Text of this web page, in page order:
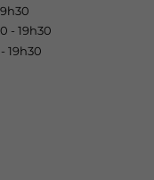
- 19h30
19h30